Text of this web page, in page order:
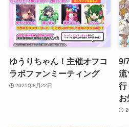
ゆうりちゃん！主催オフコ
ラボファンミーティング
2025年8月22日
9/
流
行
お